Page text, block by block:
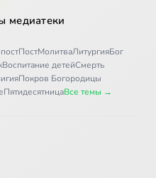
медиатеки
ПостМолитваЛитургияБог
Воспитание детейСмерть
Покров Богородицы
ПятидесятницаВсе темы →